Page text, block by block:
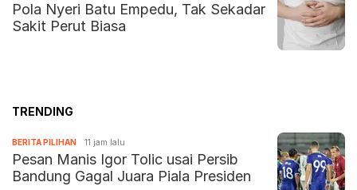
Pola Nyeri Batu Empedu, Tak Sekadar
Sakit Perut Biasa
TRENDING
BERITA PILIHAN 11 jam lalu
Pesan Manis Igor Tolic usai Persib
Bandung Gagal Juara Piala Presiden